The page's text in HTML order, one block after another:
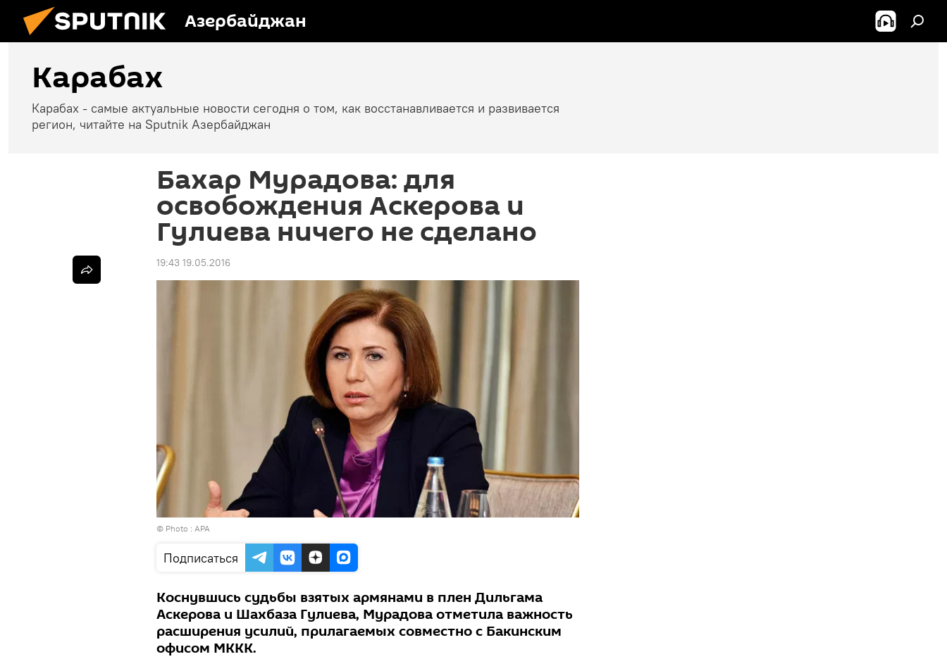
Азербайджан
Карабах
Карабах - самые актуальные новости сегодня о том, как восстанавливается и развивается
регион, читайте на Sputnik Азербайджан
Бахар Мурадова: для
освобождения Аскерова и
Гулиева ничего не сделано
19:43 19.05.2016
© Photo : APA
Подписаться
Коснувшись судьбы взятых армянами в плен Дильгама
Аскерова и Шахбаза Гулиева, Мурадова отметила важность
расширения усилий, прилагаемых совместно с Бакинским
офисом МККК.